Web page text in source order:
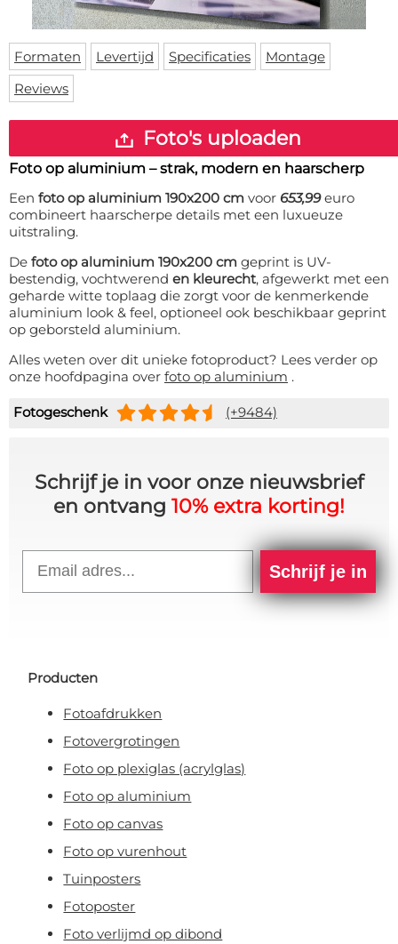
Deurmat
Vloermat
Skateboard deck
Over ons
Levertijden
Inloggen
WhatsApp
Formaten Levertijd Specificaties
Montage
Reviews
Foto's uploaden
Foto op aluminium – strak, modern en haarscherp
Een foto op aluminium 190x200 cm voor 653,99euro
combineert haarscherpe details met een luxueuze
uitstraling.
De foto op aluminium 190x200 cm geprint is UV-
bestendig, vochtwerend en kleurecht, afgewerkt met een
geharde witte toplaag die zorgt voor de kenmerkende
aluminium look & feel, optioneel ook beschikbaar geprint
op geborsteld aluminium.
Alles weten over dit unieke fotoproduct? Lees verder op
onze hoofdpagina over foto op aluminium .
Fotogeschenk (+9484)
Schrijf je in voor onze nieuwsbrief
en ontvang 10% extra korting!
Schrijf je in
Producten
Fotoafdrukken
Fotovergrotingen
Foto op plexiglas (acrylglas)
Foto op aluminium
Foto op canvas
Foto op vurenhout
Tuinposters
Fotoposter
Foto verlijmd op dibond